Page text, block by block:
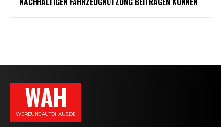
WAH
WERBUNGAUTOHAUS.DE